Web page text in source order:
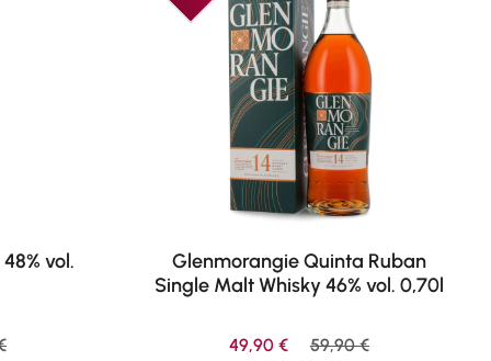
vol.
price:
Glenmorangie Quinta Ruban
Single Malt Whisky 46% vol. 0,70l
Sale price:
49,90 € Regular price:
59,90 €